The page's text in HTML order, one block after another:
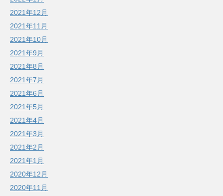
2021年12月
2021年11月
2021年10月
2021年9月
2021年8月
2021年7月
2021年6月
2021年5月
2021年4月
2021年3月
2021年2月
2021年1月
2020年12月
2020年11月